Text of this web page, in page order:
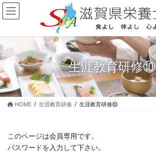
コ
ン
ン
ツ
に
移
動
ナ
ビ
ー
シ
ョ
ン
に
移
動
生涯教育研修⑩
HOME 生涯教育研修 生涯教育研修⑩
このページは会員専用です。
パスワードを入力して下さい。